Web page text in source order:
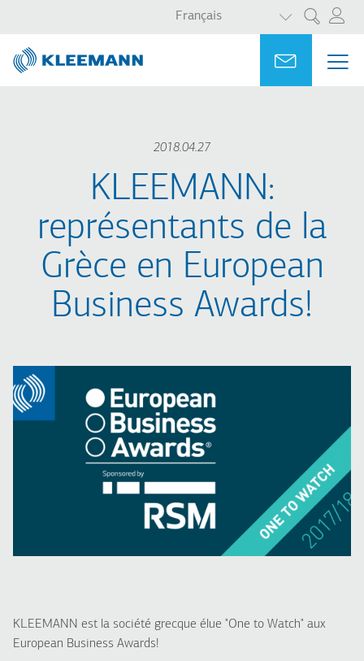
contenu
principal
main
search
Rechercher
Français
LISTER LES
Ask for
2018.04.27
KLEEMANN:
représentants de la
Grèce en European
Business Awards!
KLEEMANN est la société grecque élue "One to Watch" aux
European Business Awards!
Portal